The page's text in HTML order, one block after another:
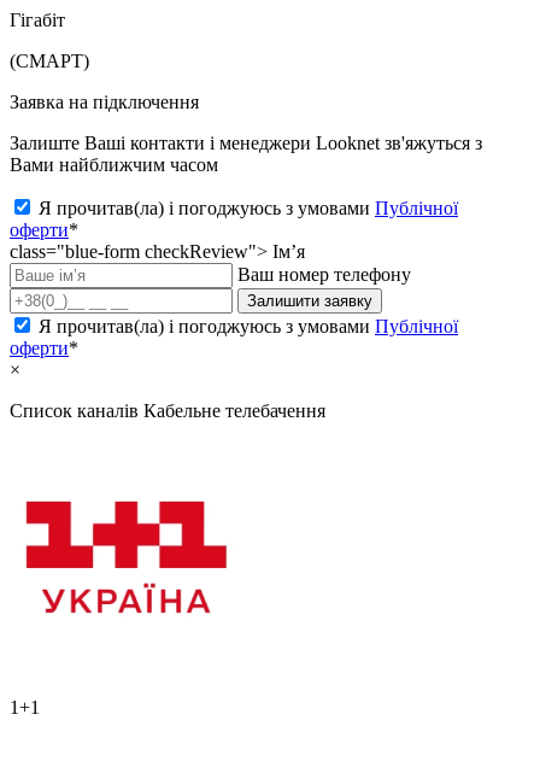
Гігабіт
(СМАРТ)
Заявка на підключення
Залиште Ваші контакти і менеджери Looknet зв'яжуться з
Вами найближчим часом
Я прочитав(ла) і погоджуюсь з умовами Публічної
оферти*
class="blue-form checkReview"> Ім’я
Ваш номер телефону
Залишити заявку
Я прочитав(ла) і погоджуюсь з умовами Публічної
оферти*
×
Список каналів Кабельне телебачення
1+1